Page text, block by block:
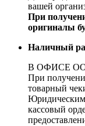
вашей
При
оригиналы
Наличный
В ОФИСЕ
При
товарный
кассовый